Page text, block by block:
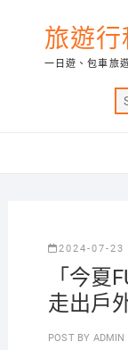
旅遊
一日遊、包車旅
2024-07-23
「今夏
走出戶
POST BY ADMIN